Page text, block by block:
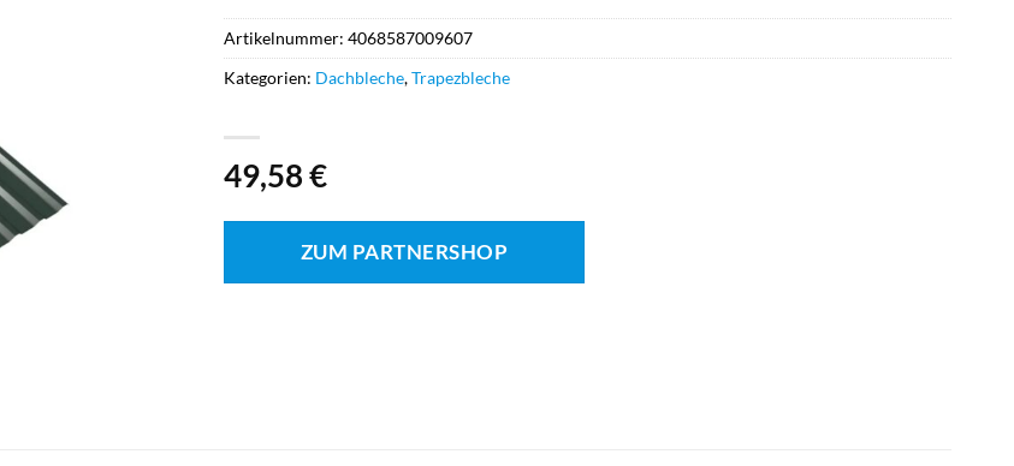
49,58€
ZUM PARTNERSHOP
Artikelnummer: 4068587009607
Kategorien: Dachbleche,Trapezbleche